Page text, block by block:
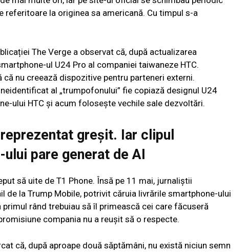
la originea sa americană. Cu timpul s-a
The Verge a observat că, după actualizarea
ul U24 Pro al companiei taiwaneze HTC.
nu creează dispozitive pentru parteneri externi.
al „trumpofonului” fie copiază designul U24
ului HTC și acum folosește vechile sale dezvoltări.
greșit. Iar clipul
pare generat de AI
să uite de T1 Phone. Însă pe 11 mai, jurnaliștii
de la Trump Mobile, potrivit căruia livrările smartphone-ului
rând trebuiau să îl primească cei care făcuseră
compania nu a reușit să o respecte.
că, după aproape două săptămâni, nu există niciun semn